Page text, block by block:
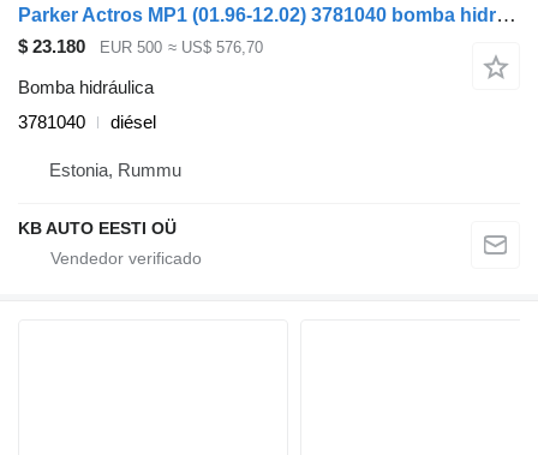
Parker Actros MP1 (01.96-12.02) 3781040 bomba hidráulica para Mercedes-Benz Actros, Axor MP1, MP2, MP3 (1996-2014) camión
$ 23.180 EUR 500 ≈ US$ 576,70
Bomba hidráulica
3781040
diésel
Estonia, Rummu
KB AUTO EESTI OÜ